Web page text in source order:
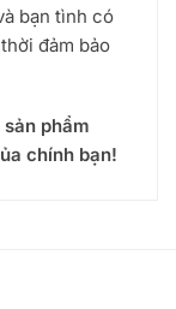
bạn tình có
đảm bảo
phẩm
chính bạn!